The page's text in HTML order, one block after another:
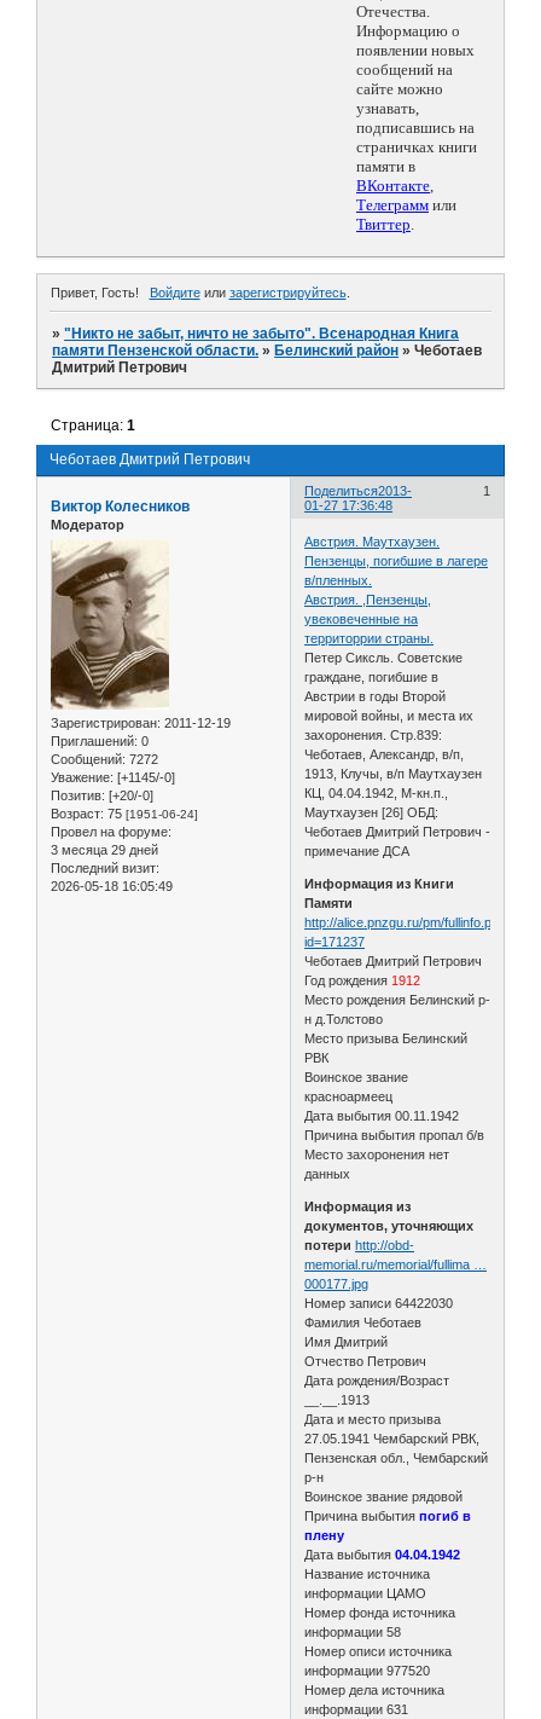
Отечества.
Информацию о
появлении новых
сообщений на
сайте можно
узнавать,
подписавшись на
страничках книги
памяти в
ВКонтакте,
Телеграмм или
Твиттер.
Привет, Гость! Войдитеили зарегистрируйтесь.
»"Никто не забыт, ничто не забыто". Всенародная Книга
памяти Пензенской области. » Белинский район »Чеботаев
Дмитрий Петрович
Чеботаев Дмитрий Петрович
Страница:1
Поделиться 1
2013-
01-27 17:36:48
Виктор Колесников
Модератор
Зарегистрирован: 2011-12-19
Приглашений: 0
Сообщений: 7272
Уважение: [+1145/-0]
Позитив: [+20/-0]
Возраст: 75 [1951-06-24]
Провел на форуме:
3 месяца 29 дней
Последний визит:
2026-05-18 16:05:49
Австрия. Маутхаузен.
Пензенцы, погибшие в лагере
в/пленных.
Австрия. ,Пензенцы,
увековеченные на
территоррии страны.
Петер Сиксль. Советские
граждане, погибшие в
Австрии в годы Второй
мировой войны, и места их
захоронения. Стр.839:
Чеботаев, Александр, в/п,
1913, Клучы, в/п Маутхаузен
КЦ, 04.04.1942, М-кн.п.,
Маутхаузен [26] ОБД:
Чеботаев Дмитрий Петрович -
примечание ДСА
Информация из Книги
Памяти
http://alice.pnzgu.ru/pm/fullinfo.php?
id=171237
Чеботаев Дмитрий Петрович
Год рождения 1912
Место рождения Белинский р-
н д.Толстово
Место призыва Белинский
РВК
Воинское звание
красноармеец
Дата выбытия 00.11.1942
Причина выбытия пропал б/в
Место захоронения нет
данных
Информация из
документов, уточняющих
потери http://obd-
memorial.ru/memorial/fullima …
000177.jpg
Номер записи 64422030
Фамилия Чеботаев
Имя Дмитрий
Отчество Петрович
Дата рождения/Возраст
__.__.1913
Дата и место призыва
27.05.1941 Чембарский РВК,
Пензенская обл., Чембарский
р-н
Воинское звание рядовой
Причина выбытияпогиб в
плену
Дата выбытия04.04.1942
Название источника
информации ЦАМО
Номер фонда источника
информации 58
Номер описи источника
информации 977520
Номер дела источника
информации 631